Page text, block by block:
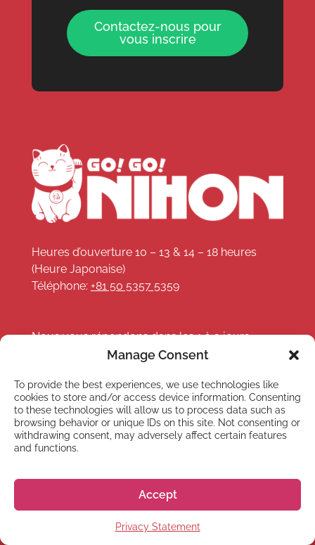
Manage Consent
To provide the best experiences, we use technologies like
cookies to store and/or access device information. Consenting
to these technologies will allow us to process data such as
browsing behavior or unique IDs on this site. Not consenting or
withdrawing consent, may adversely affect certain features
and functions.
Accept
Privacy Statement
Contactez-nous pour
vous inscrire
Heures d’ouverture 10 – 13 & 14 – 18 heures
(Heure Japonaise)
Téléphone: +81 50 5357 5359
Nous vous répondons dans les 1 à 3 jours
ouvrés. Parfois nous prenons un peu plus de
contacterons au plus vite !
LIENS
Cours en ligne
Webinaires et événements